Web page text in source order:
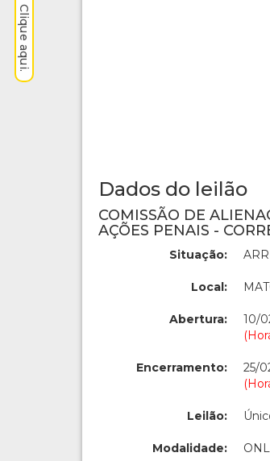
Dados do leilão
COMISSÃO DE
AÇÕES PENAIS -
Situação:
Local:
Abertura:
10/
Encerramento:
25/
Leilão:
Modalidade: